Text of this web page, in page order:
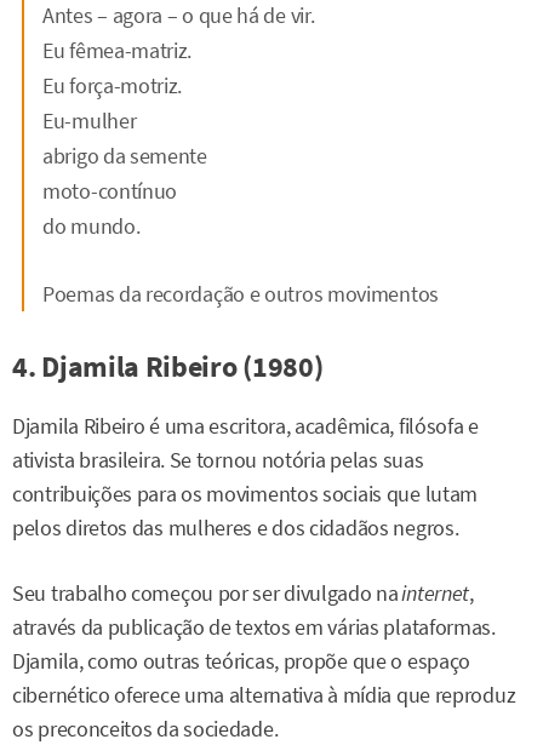
Antes – agora – o que há de vir.
Eu fêmea-matriz.
Eu força-motriz.
Eu-mulher
abrigo da semente
moto-contínuo
do mundo.
Poemas da recordação e outros movimentos
4. Djamila Ribeiro (1980)
Djamila Ribeiro é uma escritora, acadêmica, filósofa e
ativista brasileira. Se tornou notória pelas suas
contribuições para os movimentos sociais que lutam
pelos diretos das mulheres e dos cidadãos negros.
Seu trabalho começou por ser divulgado nainternet,
através da publicação de textos em várias plataformas.
Djamila, como outras teóricas, propõe que o espaço
cibernético oferece uma alternativa à mídia que reproduz
os preconceitos da sociedade.